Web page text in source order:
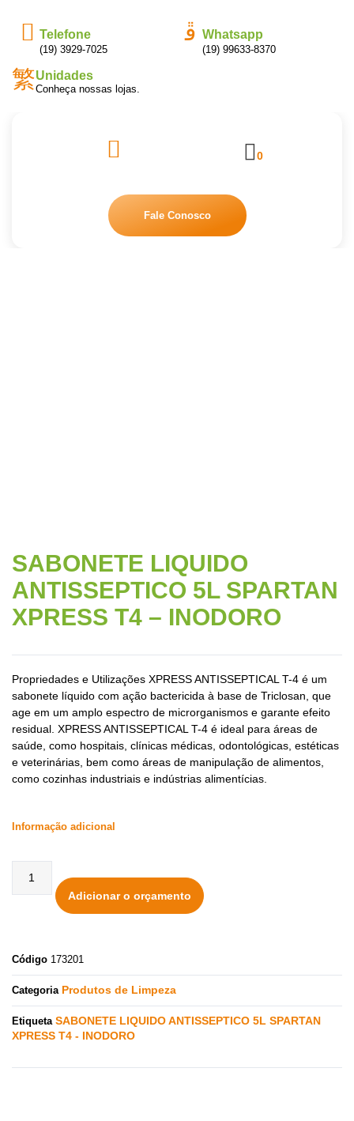
Telefone
(19) 3929-7025
Whatsapp
(19) 99633-8370
Unidades
Conheça nossas lojas.
0
Fale Conosco
SABONETE LIQUIDO
ANTISSEPTICO 5L SPARTAN
XPRESS T4 – INODORO
Propriedades e Utilizações XPRESS ANTISSEPTICAL T-4 é um
sabonete líquido com ação bactericida à base de Triclosan, que
age em um amplo espectro de microrganismos e garante efeito
residual. XPRESS ANTISSEPTICAL T-4 é ideal para áreas de
saúde, como hospitais, clínicas médicas, odontológicas, estéticas
e veterinárias, bem como áreas de manipulação de alimentos,
como cozinhas industriais e indústrias alimentícias.
Informação adicional
Adicionar o orçamento
Código 173201
Categoria Produtos de Limpeza
Etiqueta SABONETE LIQUIDO ANTISSEPTICO 5L SPARTAN
XPRESS T4 - INODORO